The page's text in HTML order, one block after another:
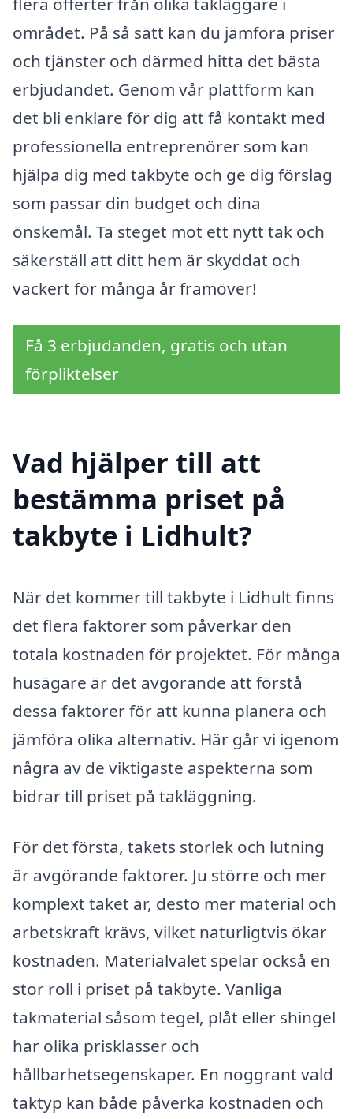
området. På så sätt kan du jämföra priser
och tjänster och därmed hitta det bästa
erbjudandet. Genom vår plattform kan
det bli enklare för dig att få kontakt med
professionella entreprenörer som kan
hjälpa dig med takbyte och ge dig förslag
som passar din budget och dina
önskemål. Ta steget mot ett nytt tak och
säkerställ att ditt hem är skyddat och
vackert för många år framöver!
Få 3 erbjudanden, gratis och utan
förpliktelser
Vad hjälper till att
bestämma priset på
takbyte i Lidhult?
När det kommer till takbyte i Lidhult finns
det flera faktorer som påverkar den
totala kostnaden för projektet. För många
husägare är det avgörande att förstå
dessa faktorer för att kunna planera och
jämföra olika alternativ. Här går vi igenom
några av de viktigaste aspekterna som
bidrar till priset på takläggning.
För det första, takets storlek och lutning
är avgörande faktorer. Ju större och mer
komplext taket är, desto mer material och
arbetskraft krävs, vilket naturligtvis ökar
kostnaden. Materialvalet spelar också en
stor roll i priset på takbyte. Vanliga
takmaterial såsom tegel, plåt eller shingel
har olika prisklasser och
hållbarhetsegenskaper. En noggrant vald
taktyp kan både påverka kostnaden och